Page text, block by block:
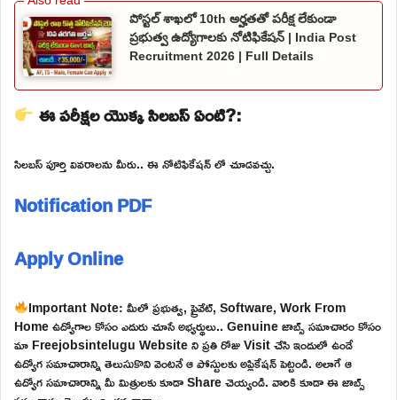
పోస్టల్ శాఖలో 10th అర్హతతో పరీక్ష లేకుండా
ప్రభుత్వ ఉద్యోగాలకు నోటిఫికేషన్ | India Post
Recruitment 2026 | Full Details
ఈ పరీక్షల యొక్క సిలబస్ ఏంటి?:
సిలబస్ పూర్తి వివరాలను మీరు.. ఈ నోటిఫికేషన్ లో చూడవచ్చు.
Notification PDF
Apply Online
Important Note: మీలో ప్రభుత్వ, ప్రైవేట్, Software, Work From
Home ఉద్యోగాల కోసం ఎదురు చూసే అభ్యర్థులు.. Genuine జాబ్స్ సమాచారం కోసం
మా Freejobsintelugu Website ని ప్రతి రోజు Visit చేసి ఇందులో ఉండే
ఉద్యోగ సమాచారాన్ని తెలుసుకొని వెంటనే ఆ పోస్టులకు అప్లికేషన్ పెట్టండి. అలాగే ఆ
ఉద్యోగ సమాచారాన్ని మీ మిత్రులకు కూడా Share చెయ్యండి. వారికి కూడా ఈ జాబ్స్